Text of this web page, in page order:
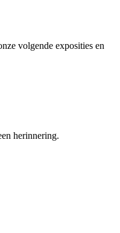
volgende exposities en
herinnering.